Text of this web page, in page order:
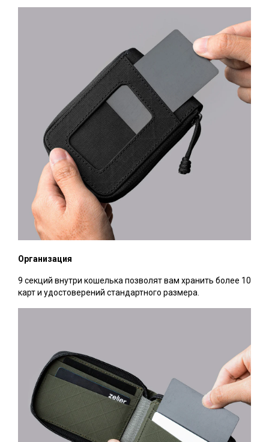
Организация
9 секций внутри кошелька позволят вам хранить более 10
карт и удостоверений стандартного размера.